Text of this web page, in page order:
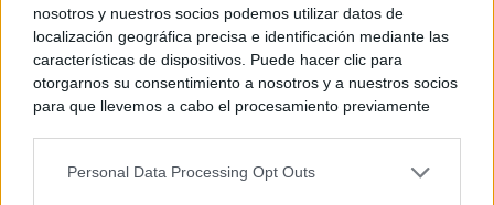
nosotros y nuestros socios podemos utilizar datos de
localización geográfica precisa e identificación mediante las
características de dispositivos. Puede hacer clic para
otorgarnos su consentimiento a nosotros y a nuestros socios
para que llevemos a cabo el procesamiento previamente
negar su consentimiento. Tenga en cuenta que algún
Personal Data Processing Opt Outs